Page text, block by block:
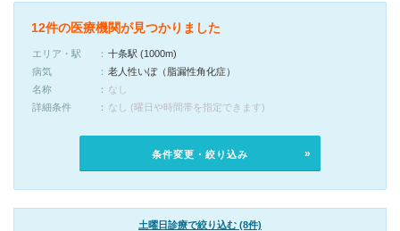
12件の医療機関が見つかりました
エリア・駅
十条駅 (1000m)
病気
老人性いぼ（脂漏性角化症）
名称
なし
詳細条件
なし (曜日や時間帯を指定できます)
条件変更・絞り込み
土曜日診療で絞り込む (8件)